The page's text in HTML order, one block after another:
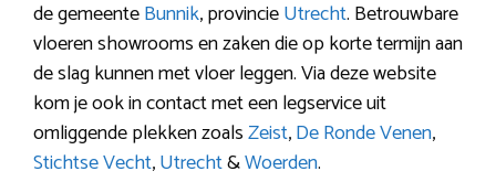
de gemeenteBunnik, provincieUtrecht. Betrouwbare
vloeren showrooms en zaken die op korte termijn aan
de slag kunnen met vloer leggen. Via deze website
kom je ook in contact met een legservice uit
omliggende plekken zoalsZeist,De Ronde Venen,
Stichtse Vecht,Utrecht&Woerden.